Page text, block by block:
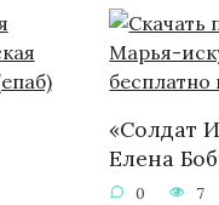
«Солдат
Елена
0 7